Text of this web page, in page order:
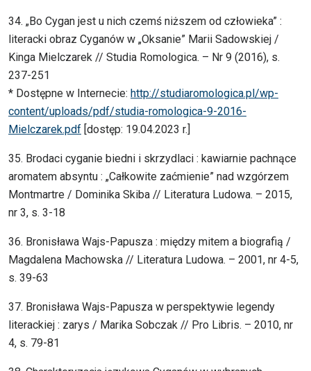
34. „Bo Cygan jest u nich czemś niższem od człowieka” :
literacki obraz Cyganów w „Oksanie” Marii Sadowskiej /
Kinga Mielczarek // Studia Romologica. – Nr 9 (2016), s.
237-251
* Dostępne w Internecie: http://studiaromologica.pl/wp-
content/uploads/pdf/studia-romologica-9-2016-
Mielczarek.pdf [dostęp: 19.04.2023 r.]
35. Brodaci cyganie biedni i skrzydlaci : kawiarnie pachnące
aromatem absyntu : „Całkowite zaćmienie” nad wzgórzem
Montmartre / Dominika Skiba // Literatura Ludowa. – 2015,
nr 3, s. 3-18
36. Bronisława Wajs-Papusza : między mitem a biografią /
Magdalena Machowska // Literatura Ludowa. – 2001, nr 4-5,
s. 39-63
37. Bronisława Wajs-Papusza w perspektywie legendy
literackiej : zarys / Marika Sobczak // Pro Libris. – 2010, nr
4, s. 79-81